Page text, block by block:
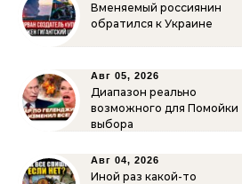
Вменяемый россиянин
обратился к Украине
Авг 05, 2026
Диапазон реально
возможного для Помойки
выбора
Авг 04, 2026
Иной раз какой-то